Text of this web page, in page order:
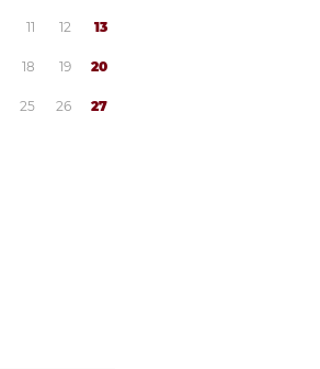
11 12 13
18 19 20
25 26 27